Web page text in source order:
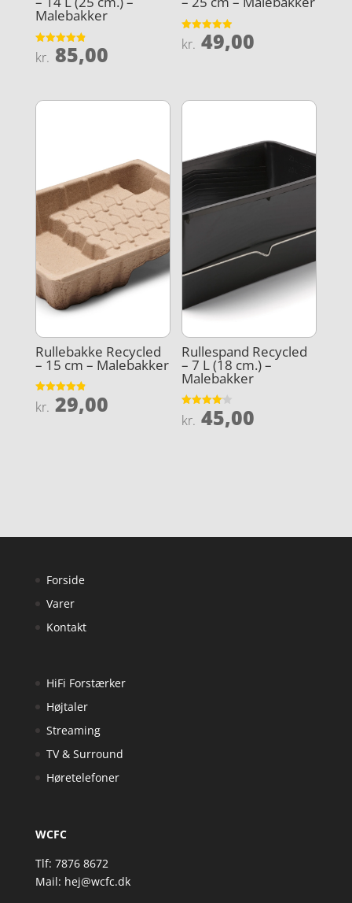
Malebakker
Vurderet
4.9
kr. 85,00
Vurderet
4.9
kr. 49,00
Rullebakke Recycled
– 15 cm – Malebakker
Vurderet
4.9
kr. 29,00
Rullespand Recycled
– 7 L (18 cm.) –
Malebakker
Vurderet
4.1
kr. 45,00
Forside
Varer
Kontakt
HiFi Forstærker
Højtaler
Streaming
TV & Surround
Høretelefoner
WCFC
Tlf: 7876 8672
Mail: hej@wcfc.dk